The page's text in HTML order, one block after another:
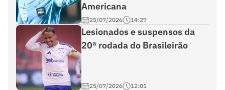
Americana
25/07/2026 14:27
Lesionados e suspensos da
20ª rodada do Brasileirão
25/07/2026 12:01